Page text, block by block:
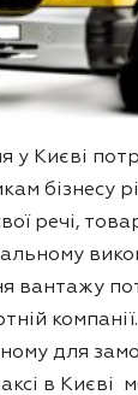
у Києві
бізнесу
речі,
вантажу
для
в Києві